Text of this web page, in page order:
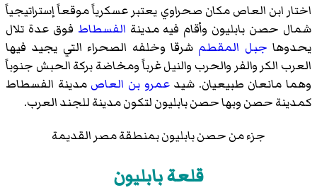
اختار ابن العاص مكان صحراوي يعتبر عسكرياً موقعاً إستراتيجياً
شمال حصن بابليون وأقام فيه مدينة الفسطاط فوق عدة تلال
يحدوها جبل المقطم شرقا وخلفه الصحراء التي يجيد فيها
العرب الكر والفر والحرب والنيل غرباً ومخاضة بركة الحبش جنوباً
وهما مانعان طبيعيان. شيدعمرو بن العاص مدينة الفسطاط
كمدينة حصن وبها حصن بابليون لتكون مدينة للجند العرب.
جزء من حصن بابليون بمنطقة مصر القديمة
قلعة بابليون